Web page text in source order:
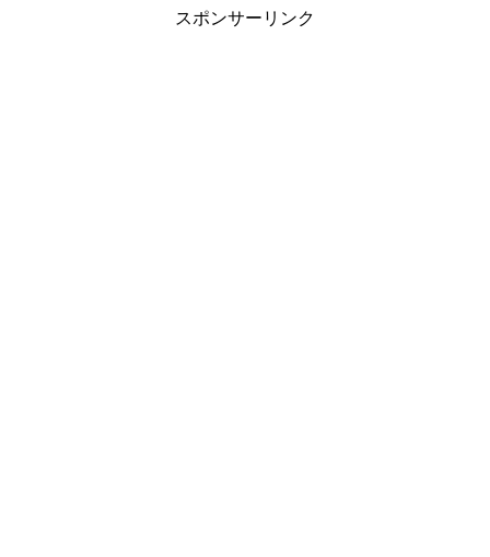
スポンサーリンク